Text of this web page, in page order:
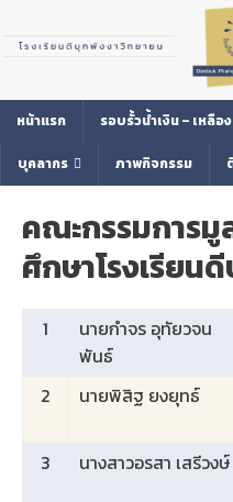
หน้าแรก รอบรั้วน้ำเงิน – เหลือง
บุคลากร ภาพกิจกรรม
คณะกรรมการ
ศึกษาโรงเรียน
1
นายกำจร อุทัยวจน
พันธ์
2 นายพิสิฐ ยงยุทธ์
3
นางสาวอรสา เสรีวงษ์